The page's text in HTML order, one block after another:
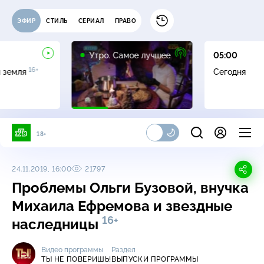
ЭФИР СТИЛЬ СЕРИАЛ ПРАВО
земля 16+
Утро. Самое лучшее
16+
05:00
Сегодня
18+
24.11.2019, 16:00 21797
Проблемы Ольги Бузовой, внучка
Михаила Ефремова и звездные
наследницы 16+
Видео программы
ТЫ НЕ ПОВЕРИШЬ!
Раздел
ВЫПУСКИ ПРОГРАММЫ